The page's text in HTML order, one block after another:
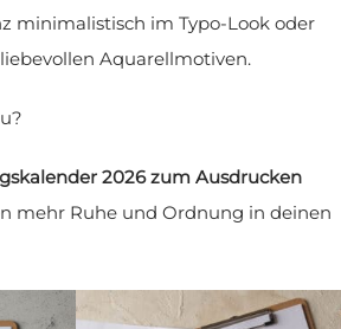
minimalistisch im Typo-Look oder
Aquarellmotiven.
2026 zum Ausdrucken
mehr Ruhe und Ordnung in deinen